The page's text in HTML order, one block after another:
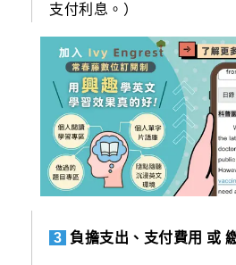
支付利息。）
3 負擔支出、支付費用 或